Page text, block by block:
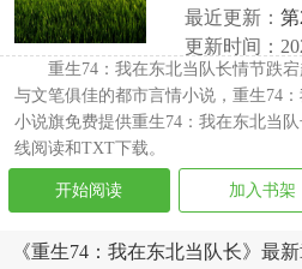
最近更新：
更新时间：
重生74：我在东北当队长情节跌
与文笔俱佳的都市言情小说，重生74
小说旗免费提供重生74：我在东北当
线阅读和TXT下载。
开始阅读 加入书架
《重生74：我在东北当队长》最